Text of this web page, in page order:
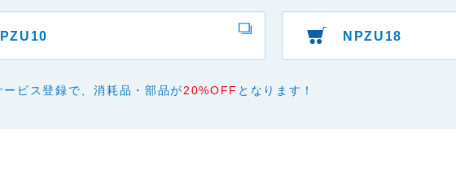
NPZU18
ービス登録で、消耗品・部品が20%OFF となります！